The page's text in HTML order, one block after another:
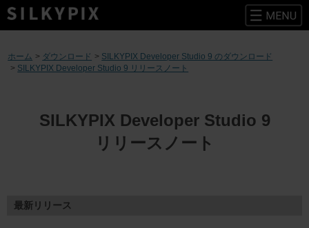
テ
ン
ス
キ
ッ
ホーム ダウンロード
SILKYPIX Developer Studio 9 のダウンロード
SILKYPIX Developer Studio 9 リリースノート
SILKYPIX Developer Studio 9
リリースノート
最新リリース